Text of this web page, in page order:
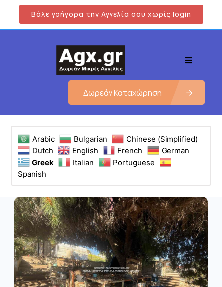
Βάλε γρήγορα την Αγγελία σου χωρίς login
Δωρεάν Καταχώρηση
Arabic Bulgarian
Chinese (Simplified)
Dutch
English French
German
Greek
Italian
Portuguese
Spanish